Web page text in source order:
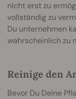
nicht erst zu
vollständig zu
Du unternehmen
wahrscheinlich zu
Reinige den
Bevor Du Deine